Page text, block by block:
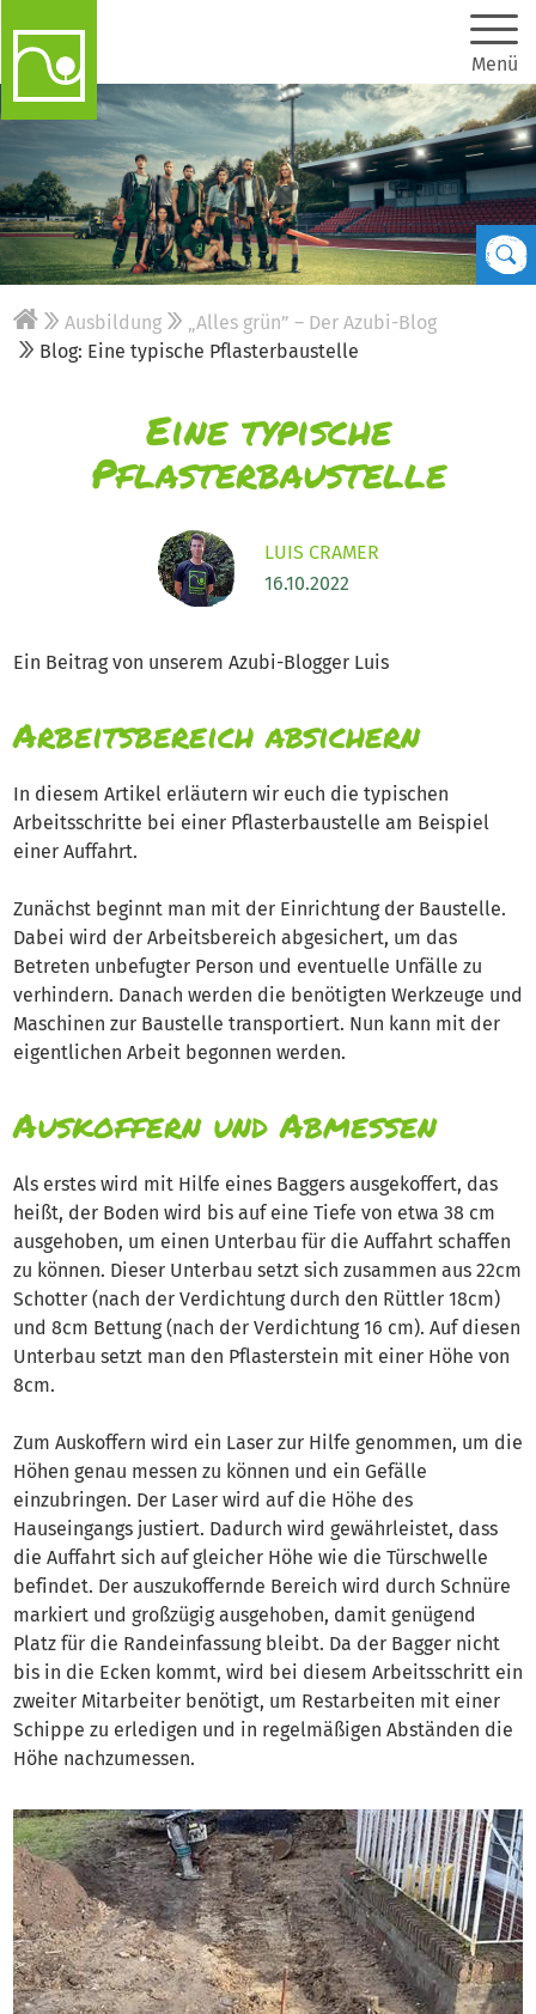
Menü
Ausbildung
„Alles grün” – Der Azubi-Blog
Blog: Eine typische Pflasterbaustelle
Eine typische
Pflasterbaustelle
LUIS CRAMER
16.10.2022
Ein Beitrag von unserem Azubi-Blogger Luis
Arbeitsbereich absichern
In diesem Artikel erläutern wir euch die typischen
Arbeitsschritte bei einer Pflasterbaustelle am Beispiel
einer Auffahrt.
Zunächst beginnt man mit der Einrichtung der Baustelle.
Dabei wird der Arbeitsbereich abgesichert, um das
Betreten unbefugter Person und eventuelle Unfälle zu
verhindern. Danach werden die benötigten Werkzeuge und
Maschinen zur Baustelle transportiert. Nun kann mit der
eigentlichen Arbeit begonnen werden.
Auskoffern und Abmessen
Als erstes wird mit Hilfe eines Baggers ausgekoffert, das
heißt, der Boden wird bis auf eine Tiefe von etwa 38 cm
ausgehoben, um einen Unterbau für die Auffahrt schaffen
zu können. Dieser Unterbau setzt sich zusammen aus 22cm
Schotter (nach der Verdichtung durch den Rüttler 18cm)
und 8cm Bettung (nach der Verdichtung 16 cm). Auf diesen
Unterbau setzt man den Pflasterstein mit einer Höhe von
8cm.
Zum Auskoffern wird ein Laser zur Hilfe genommen, um die
Höhen genau messen zu können und ein Gefälle
einzubringen. Der Laser wird auf die Höhe des
Hauseingangs justiert. Dadurch wird gewährleistet, dass
die Auffahrt sich auf gleicher Höhe wie die Türschwelle
befindet. Der auszukoffernde Bereich wird durch Schnüre
markiert und großzügig ausgehoben, damit genügend
Platz für die Randeinfassung bleibt. Da der Bagger nicht
bis in die Ecken kommt, wird bei diesem Arbeitsschritt ein
zweiter Mitarbeiter benötigt, um Restarbeiten mit einer
Schippe zu erledigen und in regelmäßigen Abständen die
Höhe nachzumessen.